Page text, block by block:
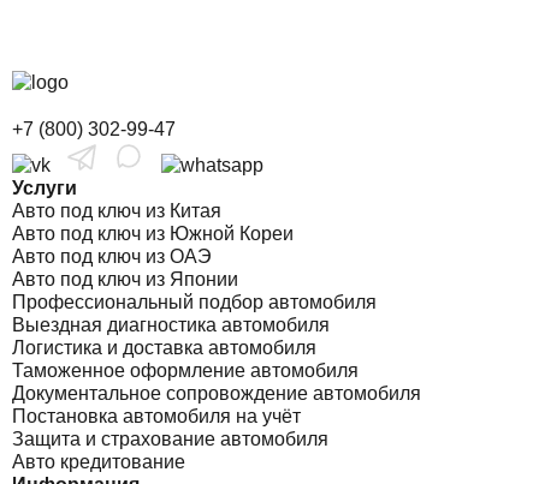
+7 (800) 302-99-47
Услуги
Авто под ключ из Китая
Авто под ключ из Южной Кореи
Авто под ключ из ОАЭ
Авто под ключ из Японии
Профессиональный подбор автомобиля
Выездная диагностика автомобиля
Логистика и доставка автомобиля
Таможенное оформление автомобиля
Документальное сопровождение автомобиля
Постановка автомобиля на учёт
Защита и страхование автомобиля
Авто кредитование